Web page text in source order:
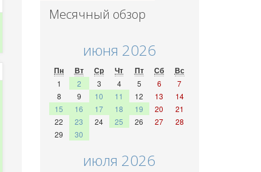
Месячный обзор
июня 2026
Пн Вт Ср Чт Пт Сб Вс
1 2 3 4 5 6
7
8
9 10 11 12 13
14
15
16 17 18 19 20
21
22
23 24 25 26 27
28
29
30
июля 2026